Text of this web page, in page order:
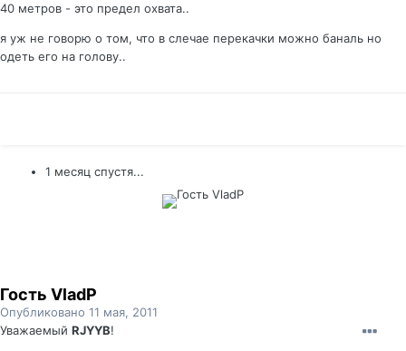
40 метров - это предел охвата..
я уж не говорю о том, что в слечае перекачки можно баналь но
одеть его на голову..
1 месяц спустя...
Гость VladP
Опубликовано 11 мая, 2011
Уважаемый RJYYB!